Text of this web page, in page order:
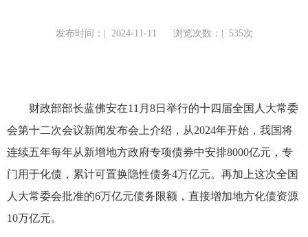
发布时间：| 2024-11-11 浏览次数：| 535次
财政部部长蓝佛安在11月8日举行的十四届全国人大常委
会第十二次会议新闻发布会上介绍，从2024年开始，我国将
连续五年每年从新增地方政府专项债券中安排8000亿元，专
门用于化债，累计可置换隐性债务4万亿元。再加上这次全国
人大常委会批准的6万亿元债务限额，直接增加地方化债资源
10万亿元。